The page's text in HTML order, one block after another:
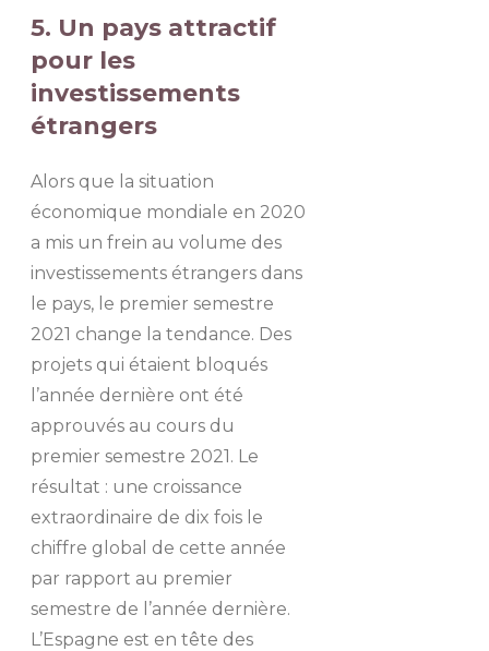
5. Un pays attractif
pour les
investissements
étrangers
Alors que la situation
économique mondiale en 2020
a mis un frein au volume des
investissements étrangers dans
le pays, le premier semestre
2021 change la tendance. Des
projets qui étaient bloqués
l’année dernière ont été
approuvés au cours du
premier semestre 2021. Le
résultat : une croissance
extraordinaire de dix fois le
chiffre global de cette année
par rapport au premier
semestre de l’année dernière.
L’Espagne est en tête des